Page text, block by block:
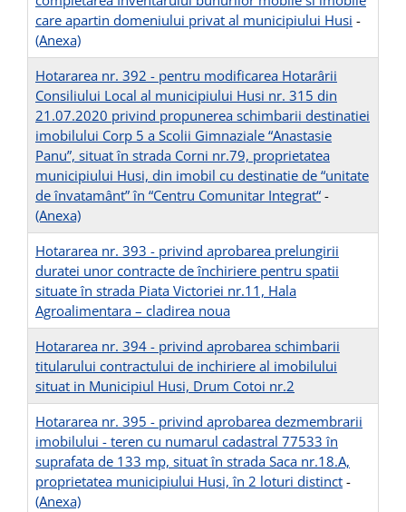
care apartin domeniului privat al municipiului Husi -
(Anexa)
Hotararea nr. 392 - pentru modificarea Hotarârii
Consiliului Local al municipiului Husi nr. 315 din
21.07.2020 privind propunerea schimbarii destinatiei
imobilului Corp 5 a Scolii Gimnaziale “Anastasie
Panu”, situat în strada Corni nr.79, proprietatea
municipiului Husi, din imobil cu destinatie de “unitate
de învatamânt” în “Centru Comunitar Integrat“ -
(Anexa)
Hotararea nr. 393 - privind aprobarea prelungirii
duratei unor contracte de închiriere pentru spatii
situate în strada Piata Victoriei nr.11, Hala
Agroalimentara – cladirea noua
Hotararea nr. 394 - privind aprobarea schimbarii
titularului contractului de inchiriere al imobilului
situat in Municipiul Husi, Drum Cotoi nr.2
Hotararea nr. 395 - privind aprobarea dezmembrarii
imobilului - teren cu numarul cadastral 77533 în
suprafata de 133 mp, situat în strada Saca nr.18.A,
proprietatea municipiului Husi, în 2 loturi distinct -
(Anexa)